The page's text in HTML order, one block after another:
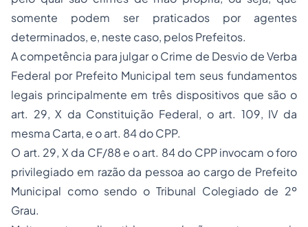
somente podem ser praticados por agentes
determinados, e, neste caso, pelos Prefeitos.
A competência para julgar o Crime de Desvio de Verba
Federal por Prefeito Municipal tem seus fundamentos
legais principalmente em três dispositivos que são o
art. 29, X da Constituição Federal, o art. 109, IV da
mesma Carta, e o art. 84 do CPP.
O art. 29, X da CF/88 e o art. 84 do CPP invocam o foro
privilegiado em razão da pessoa ao cargo de Prefeito
Municipal como sendo o Tribunal Colegiado de 2º
Grau.